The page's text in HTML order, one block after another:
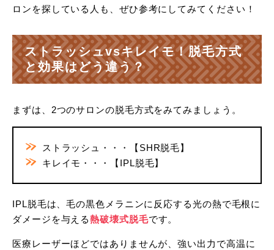
ロンを探している人も、ぜひ参考にしてみてください！
ストラッシュvsキレイモ！脱毛方式
と効果はどう違う？
まずは、2つのサロンの脱毛方式をみてみましょう。
ストラッシュ・・・【SHR脱毛】
キレイモ・・・【IPL脱毛】
IPL脱毛は、毛の黒色メラニンに反応する光の熱で毛根に
ダメージを与える熱破壊式脱毛です。
医療レーザーほどではありませんが、強い出力で高温に